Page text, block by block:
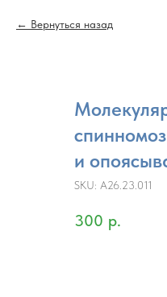
Вернуться назад
и
SKU: A26.23.011
300 р.